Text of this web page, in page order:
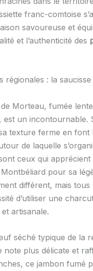
franc-comtoise
savoureuse et
et l’authenticité des
régionales : la
de Morteau, fumée
est un incontournable.
texture ferme en font
de laquelle
ceux qui apprécient
pour sa
différent, mais tous
d’utiliser une
artisanale.
séché typique de la
note plus délicate et
ce jambon fumé